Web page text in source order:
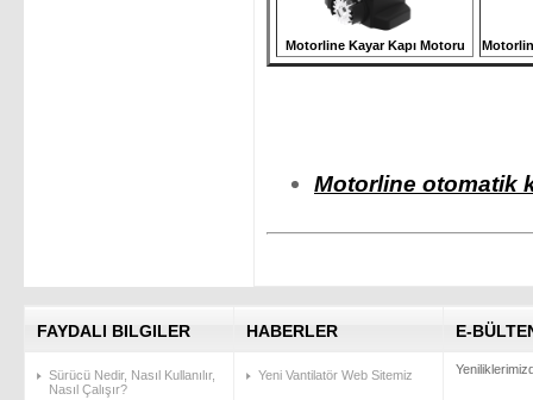
MotorlineKayar Kapı Motoru
Motorline otomatik
FAYDALI BILGILER
Sürücü Nedir, Nasıl Kullanılır,
Nasıl Çalışır?
HABERLER
Yeni Vantilatör Web Sitemiz
E-